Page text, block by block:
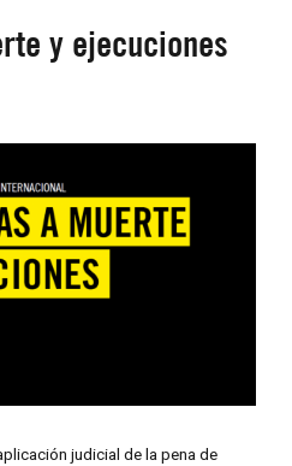
y ejecuciones
judicial de la pena de